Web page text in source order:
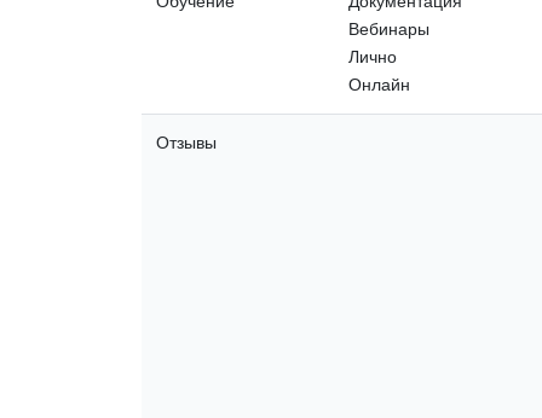
Вебинары
Лично
Онлайн
Отзывы